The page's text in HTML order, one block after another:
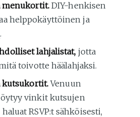
menukortit.DIY-henkisen
helppokäyttöinen ja
.
lahjalistat, jotta
toivotte häälahjaksi.
kutsukortit.Venuun
vinkit kutsujen
RSVP:t sähköisesti,